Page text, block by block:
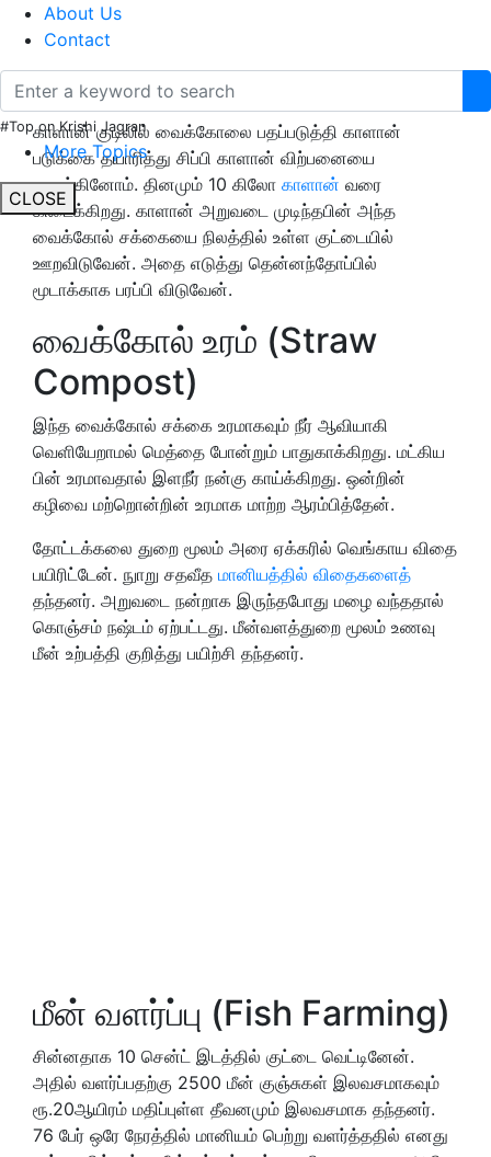
About Us
Contact
#Top on Krishi Jagran
More Topics
CLOSE
காளான் குடிலில் வைக்கோலை பதப்படுத்தி காளான்
படுக்கை தயாரித்து சிப்பி காளான் விற்பனையை
துவங்கினோம். தினமும் 10 கிலோ காளான் வரை
கிடைக்கிறது. காளான் அறுவடை முடிந்தபின் அந்த
வைக்கோல் சக்கையை நிலத்தில் உள்ள குட்டையில்
ஊறவிடுவேன். அதை எடுத்து தென்னந்தோப்பில்
மூடாக்காக பரப்பி விடுவேன்.
வைக்கோல் உரம் (Straw
Compost)
இந்த வைக்கோல் சக்கை உரமாகவும் நீர் ஆவியாகி
வெளியேறாமல் மெத்தை போன்றும் பாதுகாக்கிறது. மட்கிய
பின் உரமாவதால் இளநீர் நன்கு காய்க்கிறது. ஒன்றின்
கழிவை மற்றொன்றின் உரமாக மாற்ற ஆரம்பித்தேன்.
தோட்டக்கலை துறை மூலம் அரை ஏக்கரில் வெங்காய விதை
பயிரிட்டேன். நுாறு சதவீத மானியத்தில் விதைகளைத்
தந்தனர். அறுவடை நன்றாக இருந்தபோது மழை வந்ததால்
கொஞ்சம் நஷ்டம் ஏற்பட்டது. மீன்வளத்துறை மூலம் உணவு
மீன் உற்பத்தி குறித்து பயிற்சி தந்தனர்.
மீன் வளர்ப்பு (Fish Farming)
சின்னதாக 10 சென்ட் இடத்தில் குட்டை வெட்டினேன்.
அதில் வளர்ப்பதற்கு 2500 மீன் குஞ்சுகள் இலவசமாகவும்
ரூ.20ஆயிரம் மதிப்புள்ள தீவனமும் இலவசமாக தந்தனர்.
76 பேர் ஒரே நேரத்தில் மானியம் பெற்று வளர்த்ததில் எனது